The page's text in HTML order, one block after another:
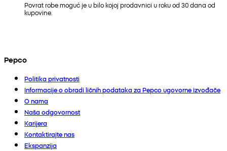
Povrat robe moguć je u bilo kojoj prodavnici u roku od 30 dana od
kupovine.
Pepco
Politika privatnosti
Informacije o obradi ličnih podataka za Pepco ugovorne izvođače
O nama
Naša odgovornost
Karijera
Kontaktirajte nas
Ekspanzija